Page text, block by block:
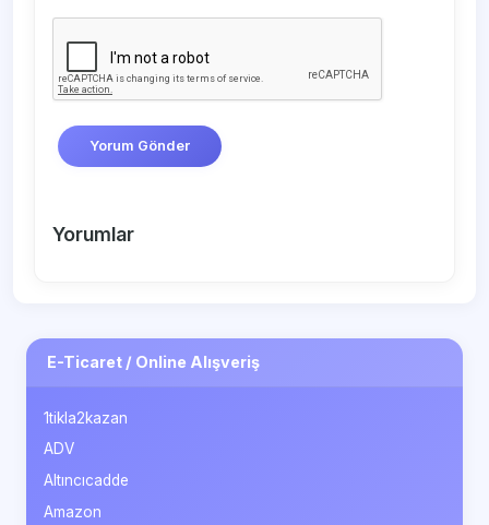
Yorum Gönder
Yorumlar
E-Ticaret / Online Alışveriş
1tikla2kazan
ADV
Altıncıcadde
Amazon